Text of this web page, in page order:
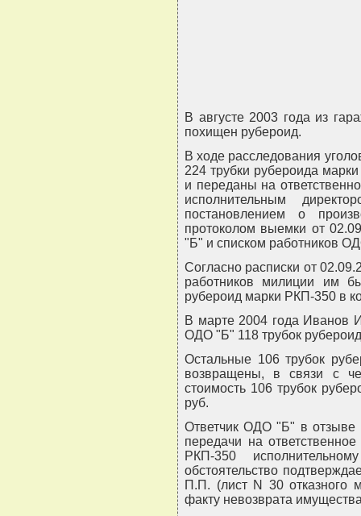
В августе 2003 года из
похищен рубероид.
В ходе расследования
224 трубки рубероида
и переданы на
исполнительным
постановлением о
протоколом выемки от
"Б" и списком работников
Согласно расписки от
работников милиции им
рубероид марки РКП-350 в
В марте 2004 года Иванов
ОДО "Б" 118 трубок
Остальные 106 трубок
возвращены, в связи с
стоимость 106 трубок
руб.
Ответчик ОДО "Б" в отзыве
передачи на
РКП-350
обстоятельство
П.П. (лист N 30 отказного
факту невозврата